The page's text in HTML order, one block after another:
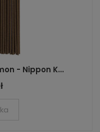
- Nippon K...